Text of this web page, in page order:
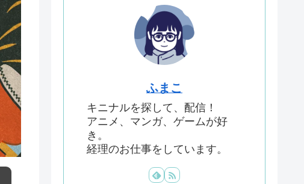
ふまこ
キニナルを探して、配信！
アニメ、マンガ、ゲームが好
き。
経理のお仕事をしています。